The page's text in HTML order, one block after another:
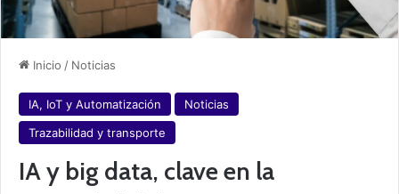
Inicio / Noticias
IA, IoT y Automatización
Noticias
Trazabilidad y transporte
IA y big data, clave en la